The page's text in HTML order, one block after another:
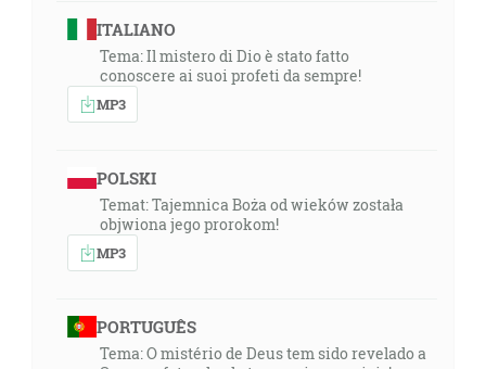
ITALIANO
Tema: Il mistero di Dio è stato fatto
conoscere ai suoi profeti da sempre!
MP3
POLSKI
Temat: Tajemnica Boża od wieków została
objwiona jego prorokom!
MP3
PORTUGUÊS
Tema: O mistério de Deus tem sido revelado a